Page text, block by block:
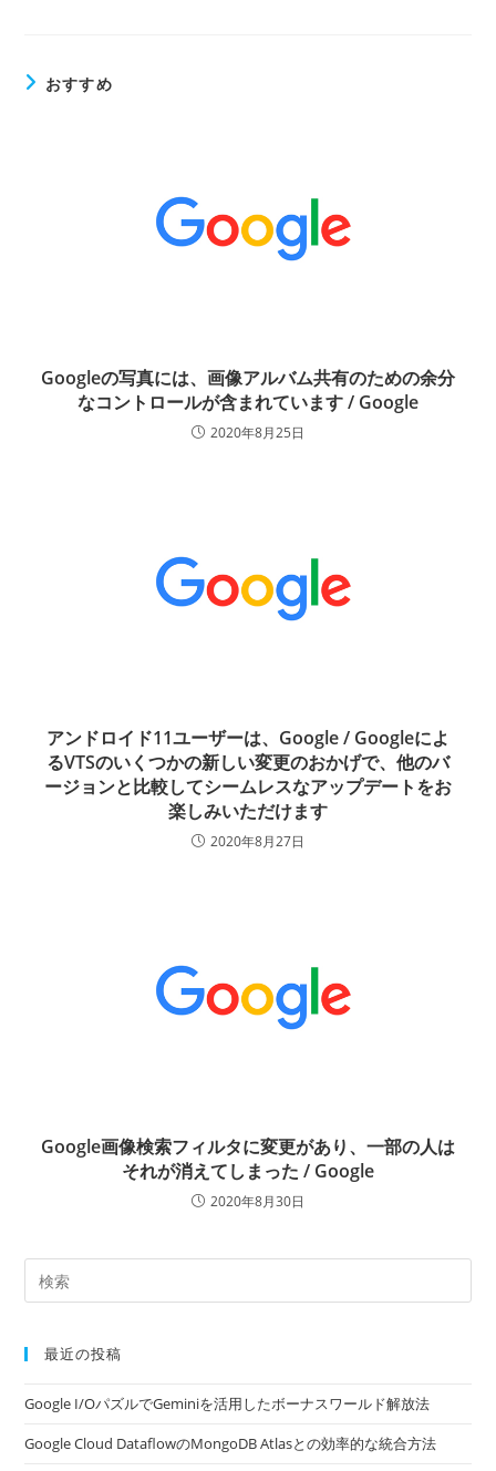
おすすめ
Googleの写真には、画像アルバム共有のための余分
なコントロールが含まれています / Google
2020年8月25日
アンドロイド11ユーザーは、Google / Googleによ
るVTSのいくつかの新しい変更のおかげで、他のバ
ージョンと比較してシームレスなアップデートをお
楽しみいただけます
2020年8月27日
Google画像検索フィルタに変更があり、一部の人は
それが消えてしまった / Google
2020年8月30日
最近の投稿
Google I/OパズルでGeminiを活用したボーナスワールド解放法
Google Cloud DataflowのMongoDB Atlasとの効率的な統合方法